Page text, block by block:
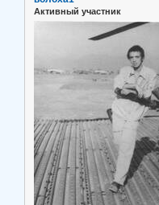
Активный участник